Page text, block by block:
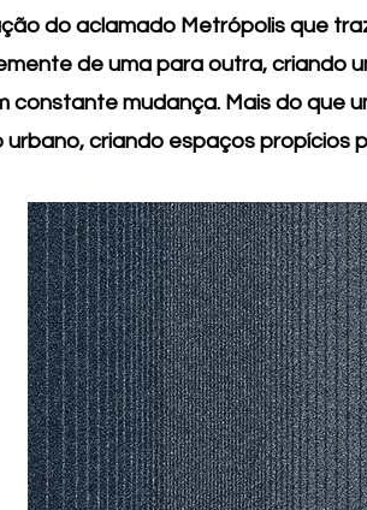
do aclamado Metrópolis que
de uma para outra, criando
constante mudança. Mais do que
urbano, criando espaços propícios